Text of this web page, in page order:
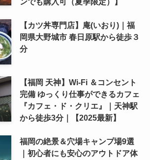
【カツ丼専門店】庵(いおり)｜福
岡県大野城市 春日原駅から徒歩３
分
【福岡 天神】Wi-Fi ＆コンセント
完備 ゆっくり仕事ができるカフェ
『カフェ・ド・クリエ』｜天神駅
から徒歩3分｜【2025最新】
福岡の絶景＆穴場キャンプ場9選
｜初心者にも安心のアウトドア体